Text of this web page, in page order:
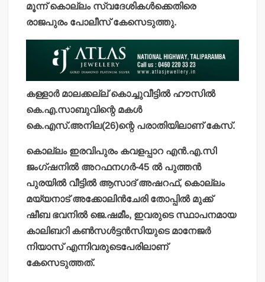
മൂന്ന് കൊല്ലം സ്വദേശികള്‍ക്കെതിരെ
രാജപുരം പോലീസ് കേസെടുത്തു.
കള്ളാര്‍ മാലക്കല്ല് കൊച്ചുവീട്ടില്‍ ഹൗസില്‍
കെ.എ.സാബുവിന്റെ മകള്‍
കെ.എസ്.അനില(26)ന്റെ പരാതിയിലാണ് കേസ്.
കൊല്ലം ഇരവിപുരം കവളപ്പാറ എന്‍.എ.സി
ജംഗ്ഷനില്‍ അറഫനഗര്‍-45 ല്‍ പുത്തന്‍
പുരയില്‍ വീട്ടില്‍ ആസാദ് അഷറഫ്, കൊല്ലം
മയ്യനാട് അക്കോലിന്‍ചേരി തോപ്പില്‍ മുക്ക്
ഷീബ ഭവനില്‍ ജെ.ഷമീം, ഇവരുടെ സ്ഥാപനമായ
കാലിബറി കണ്‍സള്‍ട്ടന്‍സിയുടെ മാനേജര്‍
നിയാസ് എന്നിവരുടെപേരിലാണ്
കേസെടുത്തത്.